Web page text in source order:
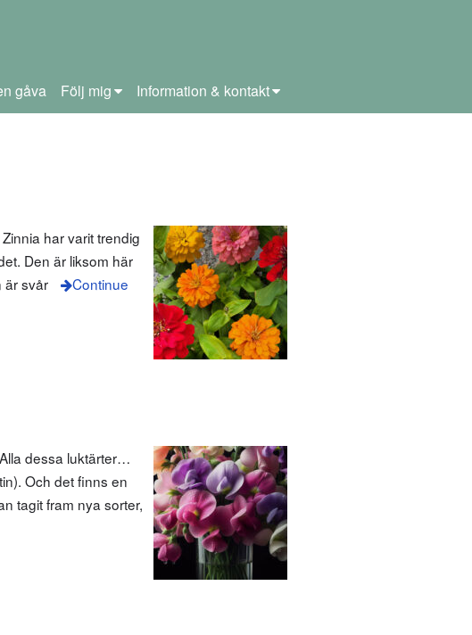
gåva Följ mig Information & kontakt
har varit trendig
Den är liksom här
är svår
Continue
dessa luktärter…
Och det finns en
tagit fram nya sorter,